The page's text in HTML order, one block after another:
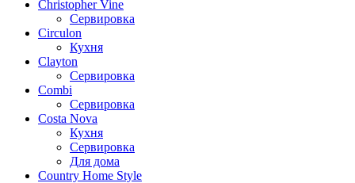
Christopher Vine
Сервировка
Circulon
Кухня
Clayton
Сервировка
Combi
Сервировка
Costa Nova
Кухня
Сервировка
Для дома
Country Home Style